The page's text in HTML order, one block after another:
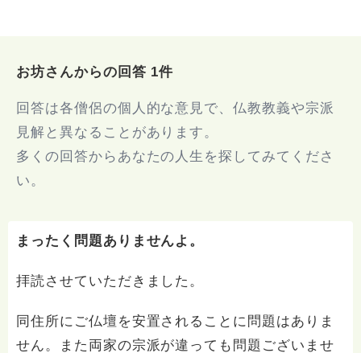
お坊さんからの回答 1件
回答は各僧侶の個人的な意見で、仏教教義や宗派
見解と異なることがあります。
多くの回答からあなたの人生を探してみてくださ
い。
まったく問題ありませんよ。
拝読させていただきました。
同住所にご仏壇を安置されることに問題はありま
せん。また両家の宗派が違っても問題ございませ